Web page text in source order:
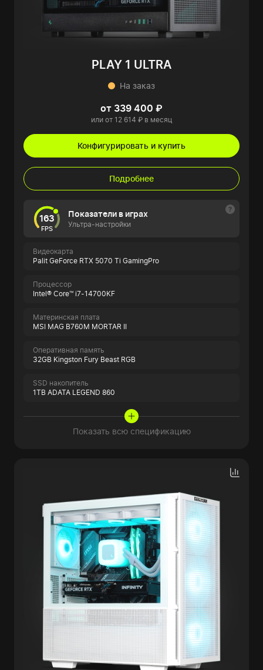
PLAY 1 ULTRA
На заказ
от 339 400 ₽
или от 12 614 ₽ в месяц
Конфигурировать и купить
Подробнее
163
FPS
Показатели в играх
Ультра-настройки
Видеокарта
Palit GeForce RTX 5070 Ti GamingPro
Процессор
Intel® Core™ i7-14700KF
Материнская плата
MSI MAG B760M MORTAR II
Оперативная память
32GB Kingston Fury Beast RGB
SSD накопитель
1TB ADATA LEGEND 860
Показать всю спецификацию